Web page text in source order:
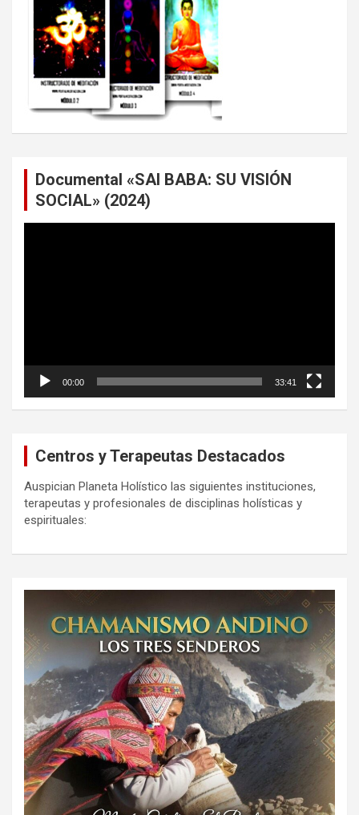
Documental «SAI BABA: SU VISIÓN
SOCIAL» (2024)
00:00 33:41
Centros y Terapeutas Destacados
Auspician Planeta Holístico las siguientes instituciones,
terapeutas y profesionales de disciplinas holísticas y
espirituales: